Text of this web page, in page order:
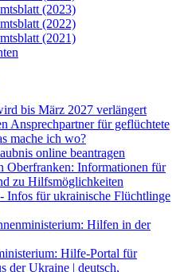
(2023)
(2022)
(2021)
bis März 2027 verlängert
Ansprechpartner für geflüchtete
mache ich wo?
online beantragen
Oberfranken: Informationen für
zu Hilfsmöglichkeiten
Infos für ukrainische Flüchtlinge
Hilfen in der
Hilfe-Portal für
der Ukraine | deutsch,